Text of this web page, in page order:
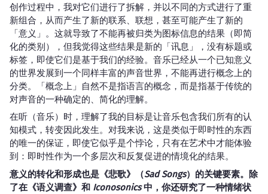
创作过程中，我对它们进行了拆解，并以不同的方式进行了重
新组合，从而产生了新的联系、联想，甚至可能产生了新的
「意义」。这就导致了不能再被归类为图标信息的结果（即简
化的类别），但我觉得这些结果是新的「讯息」，没有标题或
标签，即使它们是基于我们的经验。音乐已经从一个已知意义
的世界发展到一个同样丰富的声音世界，不能再进行概念上的
分类。「概念上」自然不是指语言的概念，而是指基于传统的
对声音的一种确定的、简化的理解。
在听（音乐）时，理解了我的目标是让音乐包含我们所有的认
知模式，转变因此发生。对我来说，这是类似于即时性的东西
的唯一的保证，即使它似乎是个悖论，只有在艺术中才能体验
到：即时性作为一个多层次和反复促进的情境化的结果。
意义的转化和形成也是《悲歌》（Sad Songs）的关键要素。除
了在《语义调查》和 Iconosonics中，你还研究了一种情绪状